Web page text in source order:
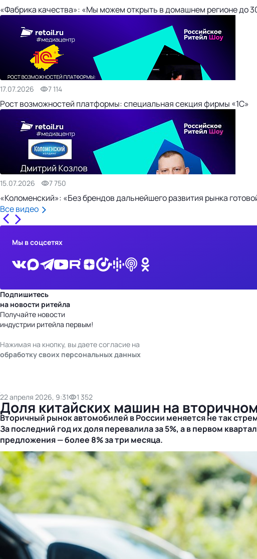
«Фабрика качества»: «Мы можем открыть в домашнем регионе до
17.07.2026 7 114
Рост возможностей платформы: специальная секция фирмы «1С»
15.07.2026 7 750
«Коломенский»: «Без брендов дальнейшего развития рынка
Все видео
Мы в соцсетях
Подпишитесь
на новости ритейла
Получайте новости
индустрии ритейла первым!
Нажимая на кнопку, вы даете согласие на
обработку своих персональных данных
22 апреля 2026, 9:31 1 352
Доля китайских машин на
Вторичный рынок автомобилей в России меняется не так
За последний год их доля перевалила за 5%, а в первом
предложения — более 8% за три месяца.